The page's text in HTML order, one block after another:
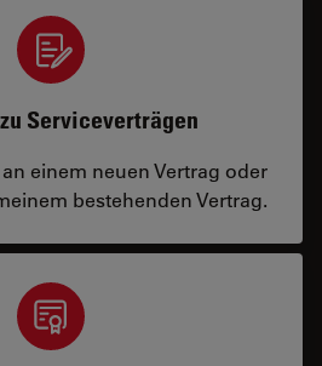
Serviceverträgen
einem neuen Vertrag oder
bestehenden Vertrag.